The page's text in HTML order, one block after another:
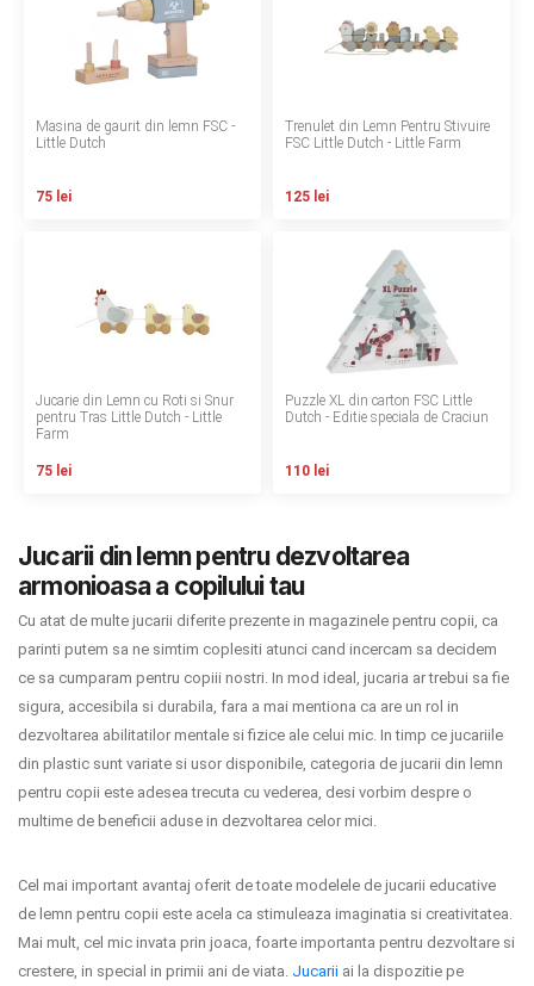
Politica de confidentialitate
Politica de utilizare cookie-uri
Instalare scaune/scoici auto
ANPC SAL
Copyright 2026 BabyMatters
Masina de gaurit din lemn FSC -
Little Dutch
75 lei
Trenulet din Lemn Pentru Stivuire
FSC Little Dutch - Little Farm
125 lei
Jucarie din Lemn cu Roti si Snur
pentru Tras Little Dutch - Little
Farm
75 lei
Puzzle XL din carton FSC Little
Dutch - Editie speciala de Craciun
110 lei
Jucarii din lemn pentru dezvoltarea
armonioasa a copilului tau
Cu atat de multe jucarii diferite prezente in magazinele pentru copii, ca
parinti putem sa ne simtim coplesiti atunci cand incercam sa decidem
ce sa cumparam pentru copiii nostri. In mod ideal, jucaria ar trebui sa fie
sigura, accesibila si durabila, fara a mai mentiona ca are un rol in
dezvoltarea abilitatilor mentale si fizice ale celui mic. In timp ce jucariile
din plastic sunt variate si usor disponibile, categoria de jucarii din lemn
pentru copii este adesea trecuta cu vederea, desi vorbim despre o
multime de beneficii aduse in dezvoltarea celor mici.
Cel mai important avantaj oferit de toate modelele de jucarii educative
de lemn pentru copii este acela ca stimuleaza imaginatia si creativitatea.
Mai mult, cel mic invata prin joaca, foarte importanta pentru dezvoltare si
crestere, in special in primii ani de viata. Jucarii ai la dispozitie pe